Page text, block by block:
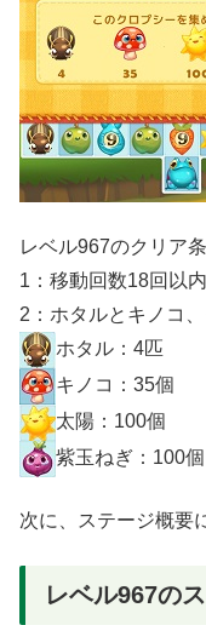
レベル967のクリア
1：移動回数18回以内
2：ホタルとキノコ
ホタル：4匹
キノコ：35個
太陽：100個
紫玉ねぎ：100個
次に、ステージ概要
レベル967の